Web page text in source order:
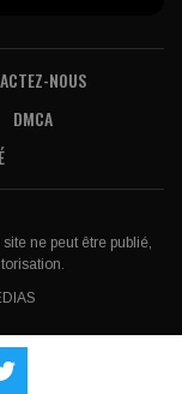
NOUS
DMCA
ne peut être publié,